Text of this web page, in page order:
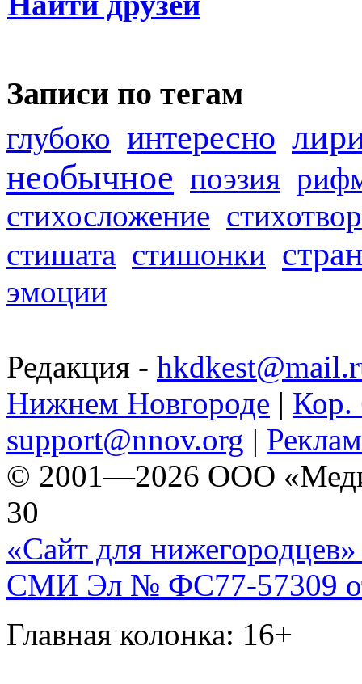
Записи по тегам
глубоко интересно
необычное поэзия
стихосложение
стишата стишонки
эмоции
Редакция -
Нижнем Новгороде | Кор.
support@nnov.org |
© 2001—2026 ООО
30
«Сайт для нижегородцев»
СМИ Эл № ФС77-57309
Главная колонка: 16+